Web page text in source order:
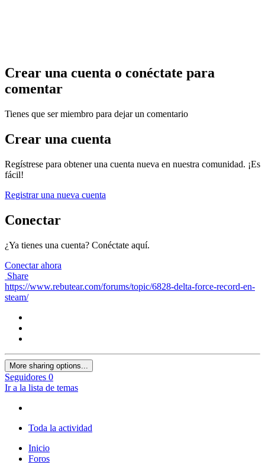
Crear una cuenta o conéctate para
comentar
Tienes que ser miembro para dejar un comentario
Crear una cuenta
Regístrese para obtener una cuenta nueva en nuestra comunidad. ¡Es
fácil!
Registrar una nueva cuenta
Conectar
¿Ya tienes una cuenta? Conéctate aquí.
Conectar ahora
Share
https://www.rebutear.com/forums/topic/6828-delta-force-record-en-
steam/
More sharing options...
Seguidores 0
Ir a la lista de temas
Toda la actividad
Inicio
Foros